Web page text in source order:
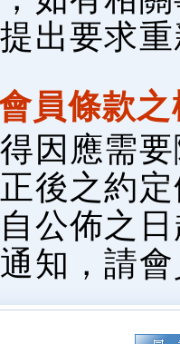
出要求
員條款
因應需
後之約
公佈之
知，請